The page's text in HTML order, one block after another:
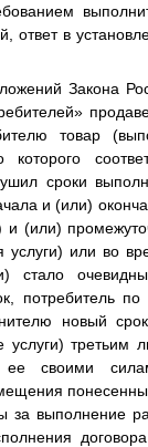
ответ в
Закона
товар
которого
сроки
и (или)
и (или)
услуги) или во
стало
потребитель
новый
услуги) третьим
ее своими
за выполнение